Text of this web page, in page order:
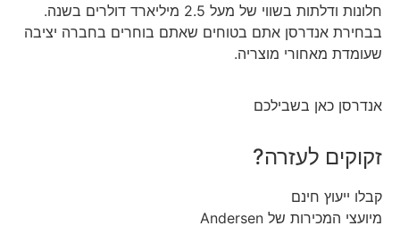
חלונות ודלתות בשווי של מעל 2.5 מיליארד דולרים בשנה.
בבחירת אנדרסן אתם בטוחים שאתם בוחרים בחברה יציבה
שעומדת מאחורי מוצריה.
אנדרסן כאן בשבילכם
זקוקים לעזרה?
קבלו ייעוץ חינם
מיועצי המכירות של Andersen